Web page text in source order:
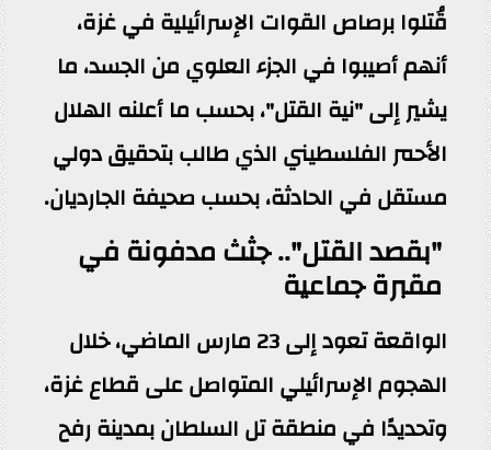
قُتلوا برصاص القوات الإسرائيلية في غزة،
أنهم أصيبوا في الجزء العلوي من الجسد، ما
يشير إلى "نية القتل"، بحسب ما أعلنه الهلال
الأحمر الفلسطيني الذي طالب بتحقيق دولي
مستقل في الحادثة، بحسب صحيفة الجارديان.
"بقصد القتل".. جثث مدفونة في
مقبرة جماعية
الواقعة تعود إلى 23 مارس الماضي، خلال
الهجوم الإسرائيلي المتواصل على قطاع غزة،
وتحديدًا في منطقة تل السلطان بمدينة رفح